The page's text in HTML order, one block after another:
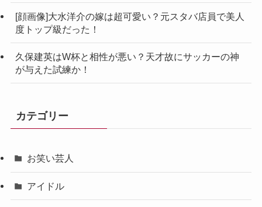
[顔画像]大水洋介の嫁は超可愛い？元スタバ店員で美人
度トップ級だった！
久保建英はW杯と相性が悪い？天才故にサッカーの神
が与えた試練か！
カテゴリー
お笑い芸人
アイドル